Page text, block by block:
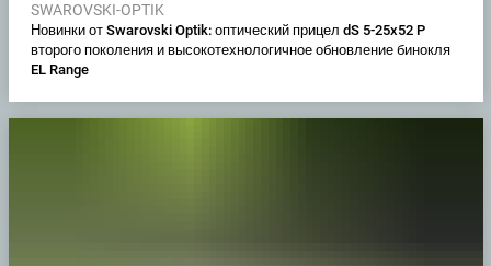
SWAROVSKI-OPTIK
Новинки от Swarovski Optik: оптический прицел dS 5-25x52 P
второго поколения и высокотехнологичное обновление бинокля
EL Range